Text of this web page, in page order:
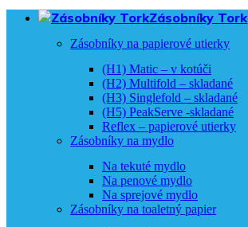
Zásobníky Tork
Zásobníky na papierové utierky
(H1) Matic – v kotúči
(H2) Multifold – skladané
(H3) Singlefold – skladané
(H5) PeakServe -skladané
Reflex – papierové utierky
Zásobníky na mydlo
Na tekuté mydlo
Na penové mydlo
Na sprejové mydlo
Zásobníky na toaletný papier